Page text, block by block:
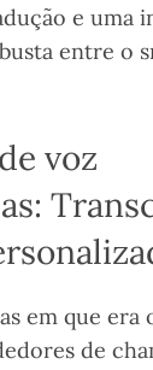
e uma
entre o
voz
em que
de